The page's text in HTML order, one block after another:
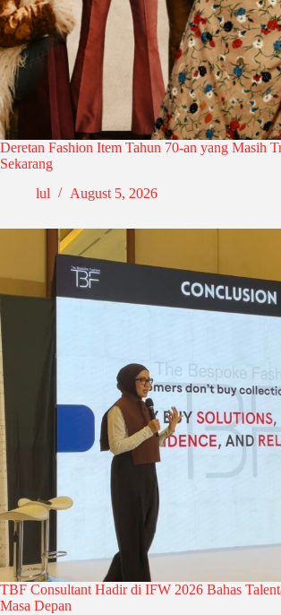
Deretan Fashion Item Tahun 70-an yang Masih
Sekarang
lul
August 5, 2026
TBF Consultant Hadir di IFW 2026 Bahas
Masa Depan